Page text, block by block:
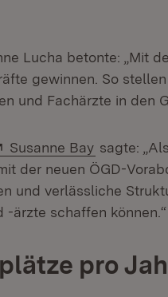
Lucha betonte: „Mit
gewinnen. So
und Fachärzte in den
Extern:
Susanne Bay (Öffnet in
sagte:
der neuen ÖGD-
und verlässliche
-ärzte schaffen können.“
pro